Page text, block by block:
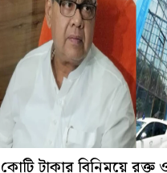
কোটি টাকার বিনিময়ে রক্ত